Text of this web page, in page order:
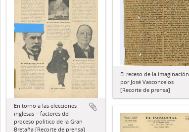
El receso de la imaginación
por José Vasconcelos
[Recorte de prensa]
En torno a las elecciones
inglesas – factores del
proceso político de la Gran
Bretaña [Recorte de prensa]